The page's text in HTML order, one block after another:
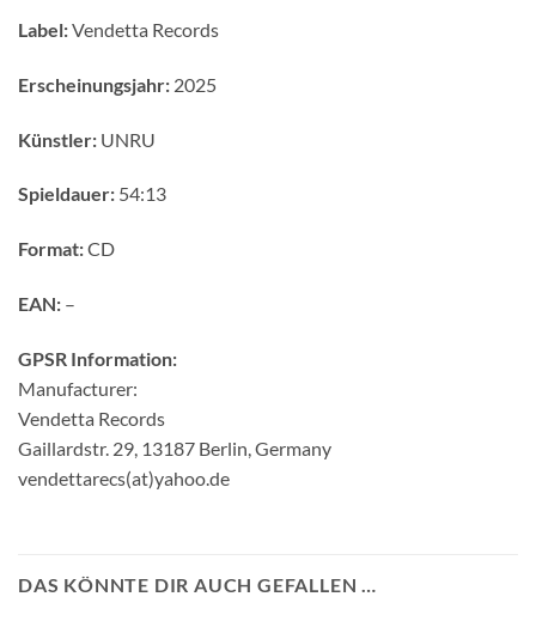
Label:Vendetta Records
Erscheinungsjahr: 2025
Künstler: UNRU
Spieldauer: 54:13
Format:CD
EAN: –
GPSR Information:
Manufacturer:
Vendetta Records
Gaillardstr. 29, 13187 Berlin, Germany
vendettarecs(at)yahoo.de
DAS KÖNNTE DIR AUCH GEFALLEN …